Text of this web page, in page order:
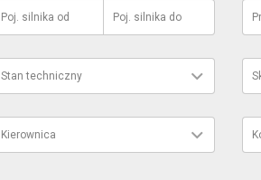
Poj. silnika od Poj. silnika do
Stan techniczny
Kierownica